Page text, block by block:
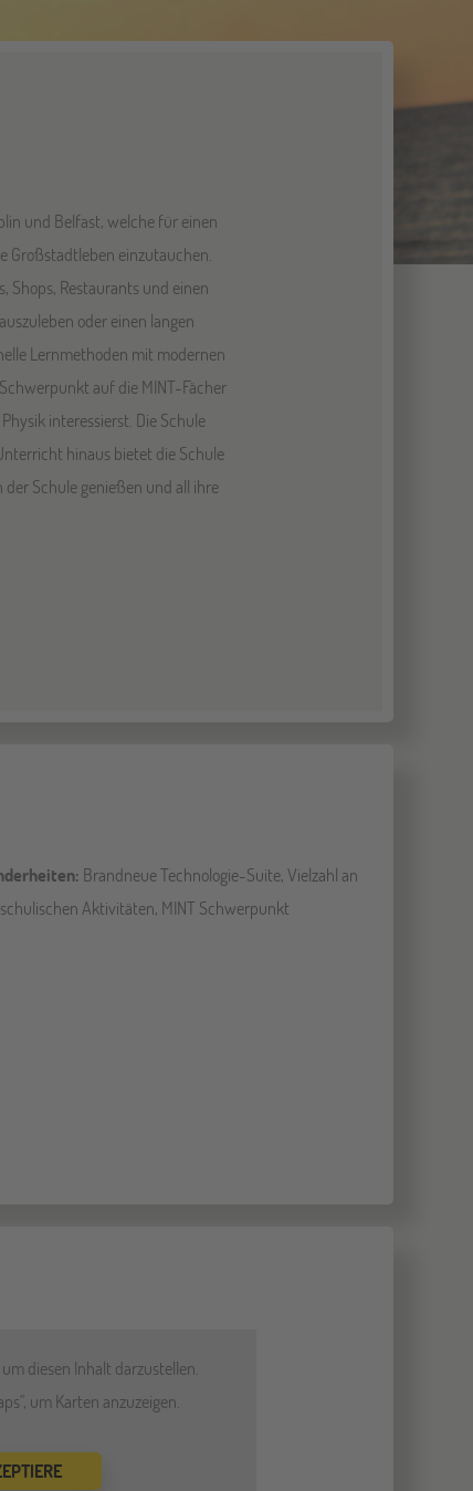
und Belfast, welche für einen
Großstadtleben einzutauchen.
Shops, Restaurants und einen
oder einen langen
Lernmethoden mit modernen
auf die MINT-Fächer
interessierst. Die Schule
hinaus bietet die Schule
Schule genießen und all ihre
Brandneue Technologie-Suite, Vielzahl an
Aktivitäten, MINT Schwerpunkt
diesen Inhalt darzustellen.
um Karten anzuzeigen.